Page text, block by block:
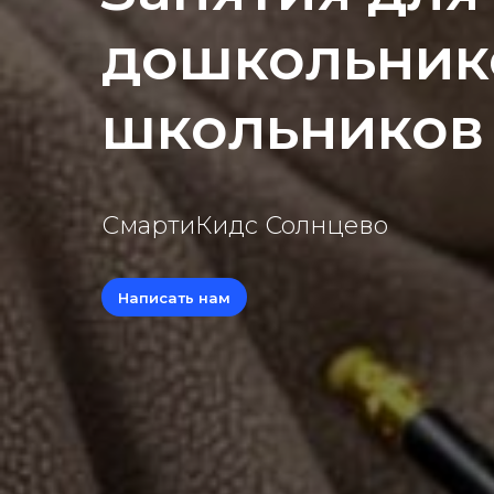
школьников
СмартиКидс Солнцево
Написать нам